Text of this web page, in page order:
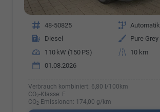
Fahrzeugnr. 48-50825 Getriebe Automatik
Kraftstoff
Diesel Außenfarbe
Pure Grey
Leistung
110 kW (150 PS) Kilometerstand
10 km
01.08.2026
Verbrauch kombiniert: 6,80 l/100km
CO2-Klasse: F
CO2-Emissionen: 174,00 g/km